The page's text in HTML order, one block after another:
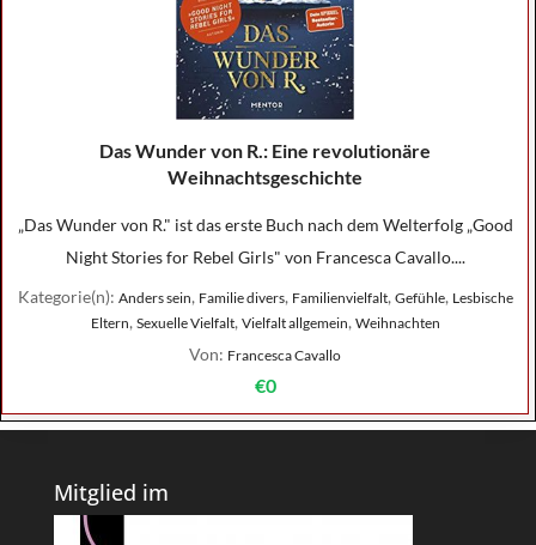
Das Wunder von R.: Eine revolutionäre
Weihnachtsgeschichte
„Das Wunder von R." ist das erste Buch nach dem Welterfolg „Good
Night Stories for Rebel Girls" von Francesca Cavallo....
Kategorie(n): Anders sein, Familie divers, Familienvielfalt, Gefühle, Lesbische
Eltern, Sexuelle Vielfalt, Vielfalt allgemein, Weihnachten
Von: Francesca Cavallo
€0
Mitglied im